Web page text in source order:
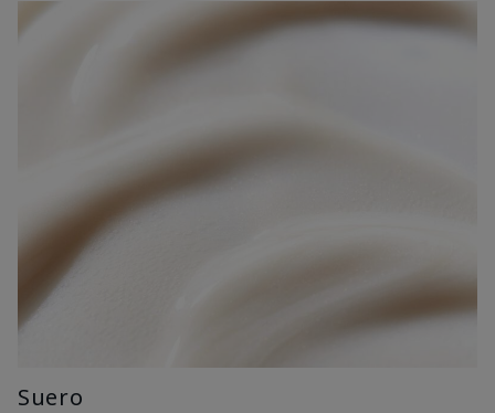
Suero